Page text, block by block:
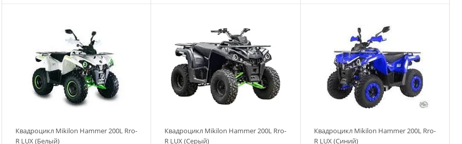
Квадроцикл Mikilon Hammer 200L Rro-
R LUX (Белый)
Квадроцикл Mikilon Hammer 200L Rro-
R LUX (Серый)
Квадроцикл Mikilon Hammer 200L Rro-
R LUX (Синий)